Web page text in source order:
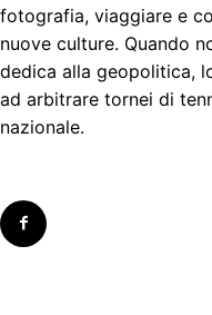
fotografia, viaggiare e
nuove culture. Quando
dedica alla geopolitica,
ad arbitrare tornei di
nazionale.